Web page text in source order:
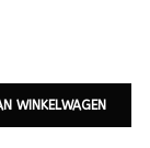
WINKELWAGEN